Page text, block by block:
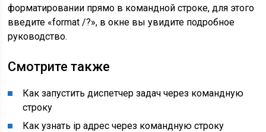
форматировании прямо в командной строке, для этого
введите «format /?», в окне вы увидите подробное
руководство.
Смотрите также
Как запустить диспетчер задач через командную
строку
Как узнать ip адрес через командную строку